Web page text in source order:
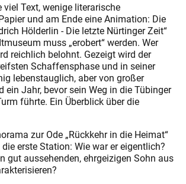
viel Text, wenige literarische
und am Ende eine Animation: Die
Hölderlin - Die letzte Nürtinger Zeit“
muss „erobert“ werden. Wer
reichlich belohnt. Gezeigt wird der
Schaffensphase und in seiner
lebenstauglich, aber von großer
ein Jahr, bevor sein Weg in die Tübinger
führte. Ein Überblick über die
zur Ode „Rückkehr in die Heimat“
erste Station: Wie war er eigentlich?
gut aussehenden, ehrgeizigen Sohn aus